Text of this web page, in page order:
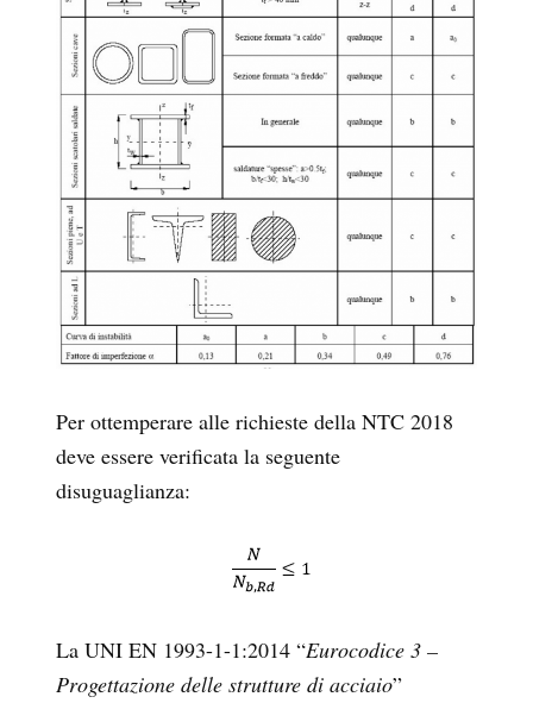
Per ottemperare alle richieste della NTC 2018
deve essere verificata la seguente
disuguaglianza:
La UNI EN 1993-1-1:2014 “Eurocodice 3 –
Progettazione delle strutture di acciaio”